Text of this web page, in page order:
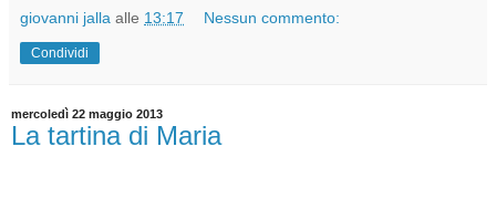
giovanni jalla alle 13:17 Nessun commento:
Condividi
mercoledì 22 maggio 2013
La tartina di Maria